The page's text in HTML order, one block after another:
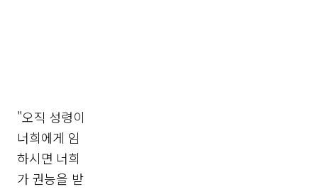
"오직 성령이
너희에게 임
하시면 너희
가 권능을 받